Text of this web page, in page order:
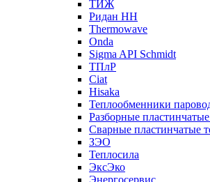
ТИЖ
Ридан НН
Thermowave
Onda
Sigma API Schmidt
ТПлР
Ciat
Hisaka
Теплообменники
Разборные
Сварные пластинчатые
ЗЭО
Теплосила
ЭксЭко
Энергосервис